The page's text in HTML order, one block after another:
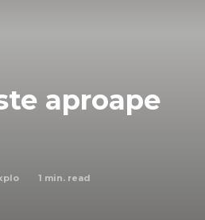
aproape
1 min. read